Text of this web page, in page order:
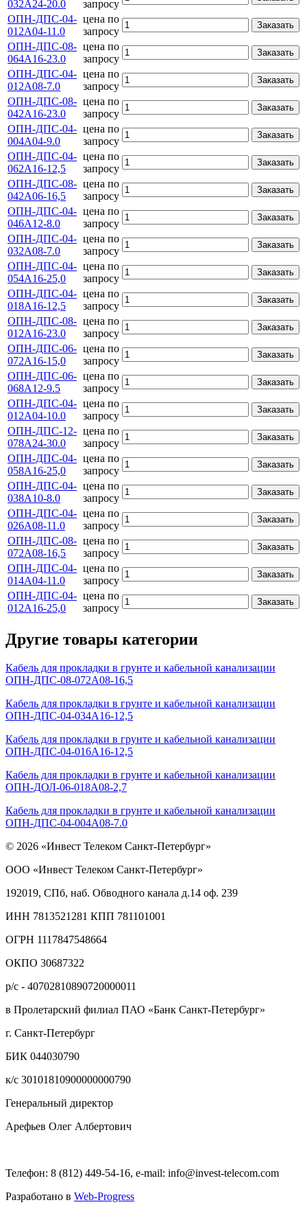
032А24-20.0
запросу
ОПН-ДПС-04-
012А04-11.0
цена по
запросу
Заказать
ОПН-ДПС-08-
064А16-23.0
цена по
запросу
Заказать
ОПН-ДПС-04-
012А08-7.0
цена по
запросу
Заказать
ОПН-ДПС-08-
042А16-23.0
цена по
запросу
Заказать
ОПН-ДПС-04-
004А04-9.0
цена по
запросу
Заказать
ОПН-ДПС-04-
062А16-12,5
цена по
запросу
Заказать
ОПН-ДПС-08-
042А06-16,5
цена по
запросу
Заказать
ОПН-ДПС-04-
046А12-8.0
цена по
запросу
Заказать
ОПН-ДПС-04-
032А08-7.0
цена по
запросу
Заказать
ОПН-ДПС-04-
054А16-25,0
цена по
запросу
Заказать
ОПН-ДПС-04-
018А16-12,5
цена по
запросу
Заказать
ОПН-ДПС-08-
012А16-23.0
цена по
запросу
Заказать
ОПН-ДПС-06-
072А16-15,0
цена по
запросу
Заказать
ОПН-ДПС-06-
068А12-9.5
цена по
запросу
Заказать
ОПН-ДПС-04-
012А04-10.0
цена по
запросу
Заказать
ОПН-ДПС-12-
078А24-30.0
цена по
запросу
Заказать
ОПН-ДПС-04-
058А16-25,0
цена по
запросу
Заказать
ОПН-ДПС-04-
038А10-8.0
цена по
запросу
Заказать
ОПН-ДПС-04-
026А08-11.0
цена по
запросу
Заказать
ОПН-ДПС-08-
072А08-16,5
цена по
запросу
Заказать
ОПН-ДПС-04-
014А04-11.0
цена по
запросу
Заказать
ОПН-ДПС-04-
012А16-25,0
цена по
запросу
Заказать
Другие товары категории
Кабель для прокладки в грунте и кабельной канализации
ОПН-ДПС-08-072А08-16,5
Кабель для прокладки в грунте и кабельной канализации
ОПН-ДПС-04-034А16-12,5
Кабель для прокладки в грунте и кабельной канализации
ОПН-ДПС-04-016А16-12,5
Кабель для прокладки в грунте и кабельной канализации
ОПН-ДОЛ-06-018А08-2,7
Кабель для прокладки в грунте и кабельной канализации
ОПН-ДПС-04-004А08-7.0
© 2026 «Инвест Телеком Санкт-Петербург»
ООО «Инвест Телеком Санкт-Петербург»
192019, СПб, наб. Обводного канала д.14 оф. 239
ИНН 7813521281 КПП 781101001
ОГРН 1117847548664
ОКПО 30687322
р/с - 40702810890720000011
в Пролетарский филиал ПАО «Банк Санкт-Петербург»
г. Санкт-Петербург
БИК 044030790
к/с 30101810900000000790
Генеральный директор
Арефьев Олег Албертович
Телефон: 8 (812) 449-54-16, e-mail: info@invest-telecom.com
Разработано в Web-Progress